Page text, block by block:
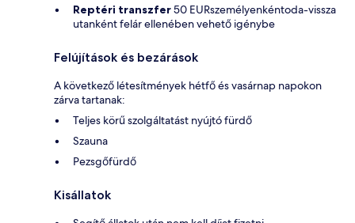
Reptéri transzfer50 EURszemélyenkéntoda-vissza
utanként felár ellenében vehető igénybe
Felújítások és bezárások
A következő létesítmények hétfő és vasárnap napokon
zárva tartanak:
Teljes körű szolgáltatást nyújtó fürdő
Szauna
Pezsgőfürdő
Kisállatok